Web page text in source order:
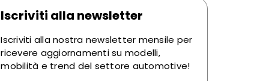
Iscriviti alla newsletter
Iscriviti alla nostra newsletter mensile per
ricevere aggiornamenti su modelli,
mobilità e trend del settore automotive!